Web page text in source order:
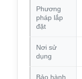
Phương
pháp lắp
đặt
Nơi sử
dụng
Bảo hành